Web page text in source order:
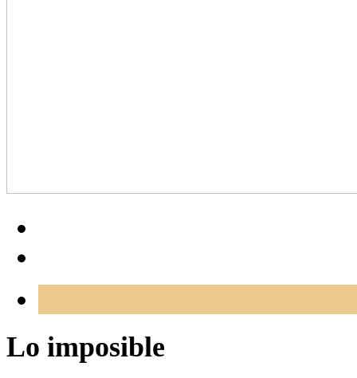
Lo imposible